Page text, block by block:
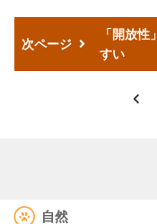
次ページ
「開放
すい
<
自然